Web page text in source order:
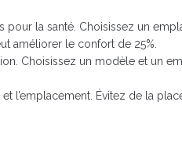
pour la santé. Choisissez un
améliorer le confort de 25%.
Choisissez un modèle et un
l’emplacement. Évitez de la